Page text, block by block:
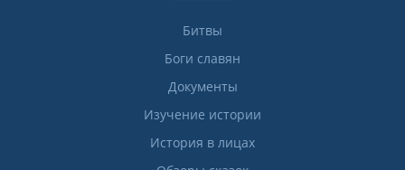
Битвы
Боги славян
Документы
Изучение истории
История в лицах